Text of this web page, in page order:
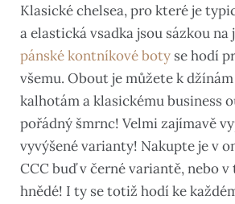
Klasické chelsea, pro které je
a elastická vsadka jsou sázkou
pánské kontníkové boty se hodí
všemu. Obout je můžete k
kalhotám a klasickému business
pořádný šmrnc! Velmi zajímavě
vyvýšené varianty! Nakupte je v
CCC buď v černé variantě, nebo
hnědé! I ty se totiž hodí ke